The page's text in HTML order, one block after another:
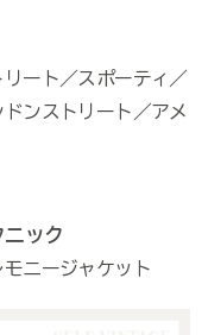
ート／スポーティ／
ンストリート／アメ
ニック
ニージャケット